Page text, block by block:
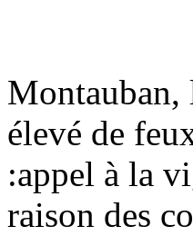
Montauban,
élevé de
:appel à la
raison des